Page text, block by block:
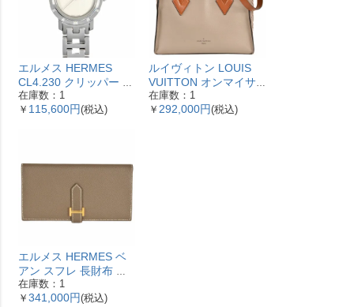
エルメス HERMES
CL4.230 クリッパー ナ
クレ 腕時計 シェル文字
盤 ベゼル12Pダイヤ レ
在庫数：1
￥ 115,600円(税込)
ルイヴィトン LOUIS
VUITTON オンマイサ
イドMM ハンドバッグ
2WAY レザー M53825
在庫数：1
￥ 292,000円(税込)
エルメス HERMES ベ
アン スフレ 長財布 ヴ
ォーエプソン Y刻印 エ
トゥープ ゴールド金具
在庫数：1
￥ 341,000円(税込)